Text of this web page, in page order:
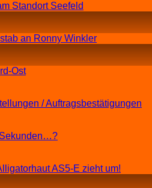
Standort Seefeld
an Ronny Winkler
Ost
/ Auftragsbestätigungen
Sekunden…?
AS5-E zieht um!